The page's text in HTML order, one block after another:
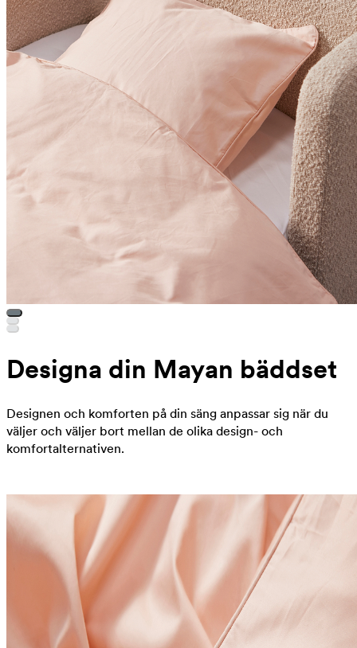
Designa din Mayan bäddset
Designen och komforten på din säng anpassar sig när du
väljer och väljer bort mellan de olika design- och
komfortalternativen.